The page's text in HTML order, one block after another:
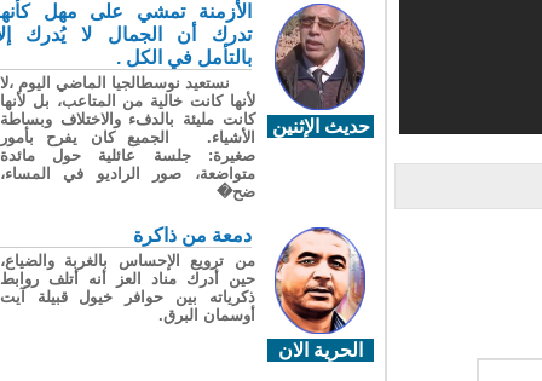
حديث الإثنين
الأزمنة تمشي على مهل كأنها
تدرك أن الجمال لا يُدرك إلا
بالتأمل في الكل .
نستعيد نوسطالجيا الماضي اليوم ،لا
لأنها كانت خالية من المتاعب، بل لأنها
كانت مليئة بالدفء والاختلاف وبساطة
الأشياء. الجميع كان يفرح بأمور
صغيرة: جلسة عائلية حول مائدة
متواضعة، صور الراديو في المساء،
ضح�
الحرية الان
دمعة من ذاكرة
من ترويع الإحساس بالغربة والضياع،
حين أدرك مناد العز أنه أتلف روابط
ذكرياته بين حوافر خيول قبيلة آيت
أوسمان البرق.